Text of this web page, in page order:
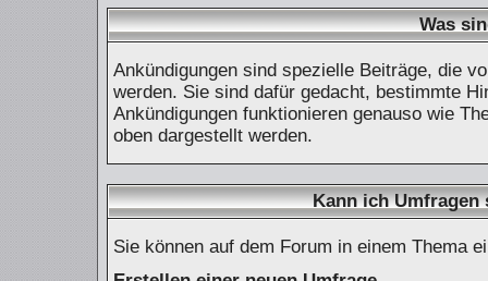
Was
Ankündigungen sind spezielle Beiträge, die
werden. Sie sind dafür gedacht, bestimmte
Ankündigungen funktionieren genauso wie
oben dargestellt werden.
Kann ich Umfragen
Sie können auf dem Forum in einem Thema